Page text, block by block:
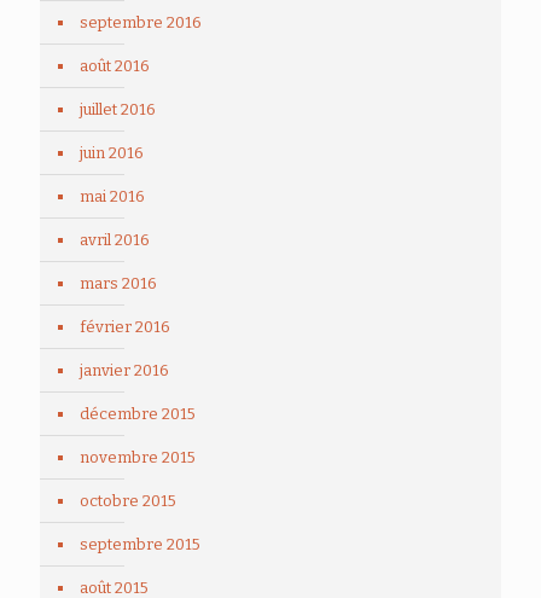
septembre 2016
août 2016
juillet 2016
juin 2016
mai 2016
avril 2016
mars 2016
février 2016
janvier 2016
décembre 2015
novembre 2015
octobre 2015
septembre 2015
août 2015